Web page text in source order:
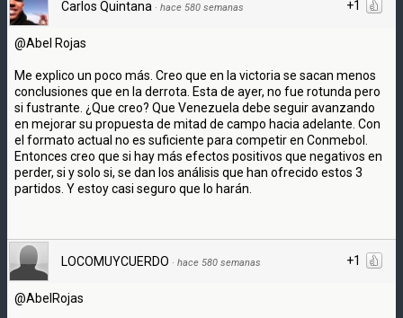
+1
Carlos Quintana · hace 580 semanas
@Abel Rojas
Me explico un poco más. Creo que en la victoria se sacan menos
conclusiones que en la derrota. Esta de ayer, no fue rotunda pero
si fustrante. ¿Que creo? Que Venezuela debe seguir avanzando
en mejorar su propuesta de mitad de campo hacia adelante. Con
el formato actual no es suficiente para competir en Conmebol.
Entonces creo que si hay más efectos positivos que negativos en
perder, si y solo si, se dan los análisis que han ofrecido estos 3
partidos. Y estoy casi seguro que lo harán.
+1
LOCOMUYCUERDO · hace 580 semanas
@AbelRojas